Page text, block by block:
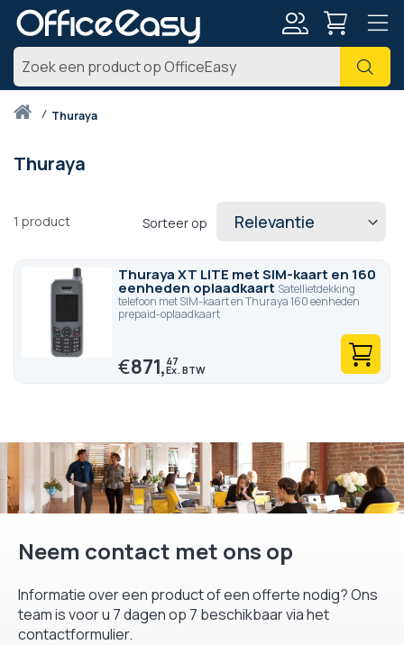
Zoek
Thuisthuraya
Thuraya
1 product Sorteer op
Thuraya XT LITE met SIM-kaart en 160
eenheden oplaadkaart Satellietdekking
telefoon met SIM-kaart en Thuraya 160 eenheden
prepaid-oplaadkaart
€871,47
Neem contact met ons op
Informatie over een product of een offerte nodig? Ons
team is voor u 7 dagen op 7 beschikbaar via het
contactformulier.